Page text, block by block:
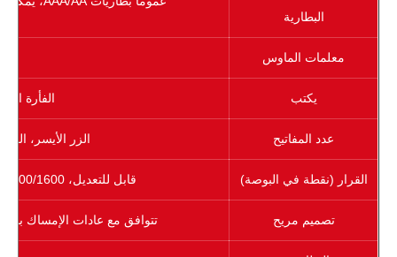
البطارية
معلمات الماوس
يكتب الفأرة
عدد المفاتيح الزر الأيسر،
القرار (نقطة في البوصة) قابل للتعديل، 800/1200/1600 نقطة لكل بوصة أو أعلى
تصميم مريح تتوافق مع عادات الإمساك